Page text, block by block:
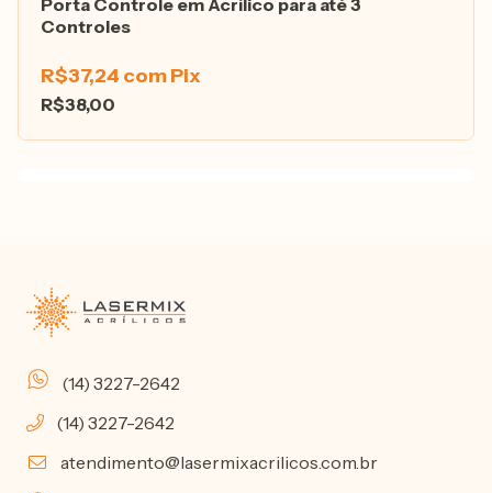
Porta Controle em Acrílico para até 3
Controles
R$38,00
R$37,24 comPix
(14) 3227-2642
(14) 3227-2642
atendimento@lasermixacrilicos.com.br